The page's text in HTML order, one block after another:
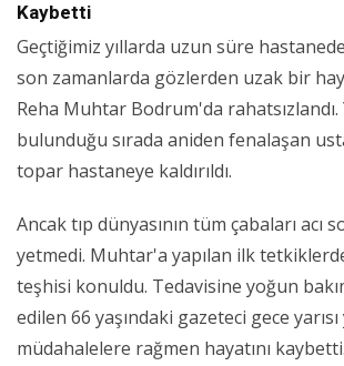
Kaybetti
Geçtiğimiz yıllarda uzun süre
son zamanlarda gözlerden uzak bir
Reha Muhtar Bodrum'da rahatsızlandı.
bulunduğu sırada aniden fenalaşan
topar hastaneye kaldırıldı.
Ancak tıp dünyasının tüm çabaları acı
yetmedi. Muhtar'a yapılan ilk
teşhisi konuldu. Tedavisine yoğun
edilen 66 yaşındaki gazeteci gece
müdahalelere rağmen hayatını